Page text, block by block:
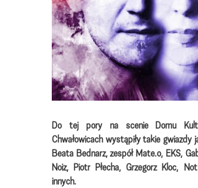
Do tej pory na scenie Domu
Chwałowicach wystąpiły takie gwiazdy
Beata Bednarz, zespół Mate.o, EKS,
Noiz, Piotr Płecha, Grzegorz Kloc,
innych.